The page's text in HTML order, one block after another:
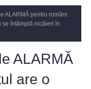
ALARMĂ pentru români:
se întâmplă nicăieri în
ALARMĂ
are o